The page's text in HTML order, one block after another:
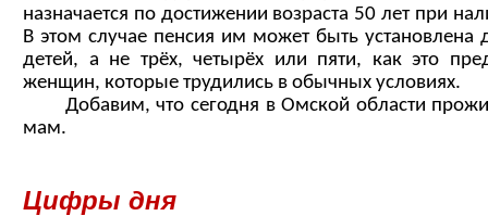
назначается по достижении возраста 50 лет при
В этом случае пенсия им может быть установлена
детей, а не трёх, четырёх или пяти, как это
женщин, которые трудились в обычных условиях.
Добавим, что сегодня в Омской области
мам.
Цифры дня